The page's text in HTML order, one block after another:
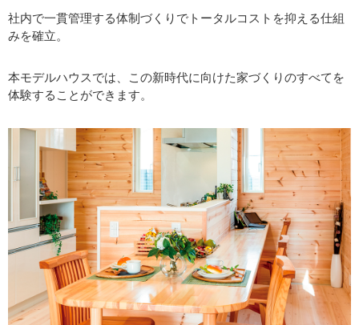
社内で一貫管理する体制づくりでトータルコストを抑える仕組
みを確立。
本モデルハウスでは、この新時代に向けた家づくりのすべてを
体験することができます。